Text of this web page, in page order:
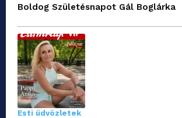
Boldog Születésnapot Gál Boglárka
Esti üdvözletek